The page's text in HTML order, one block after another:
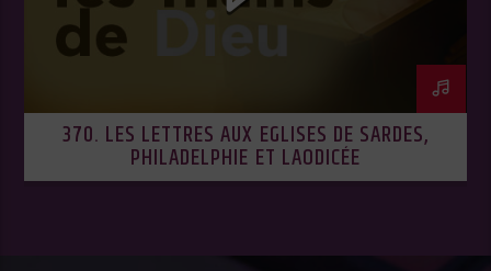
370. LES LETTRES AUX EGLISES DE SARDES,
PHILADELPHIE ET LAODICÉE